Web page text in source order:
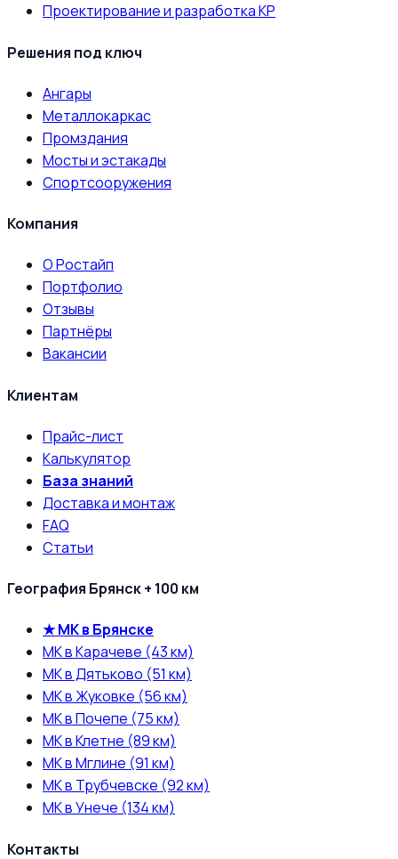
Проектирование и разработка КР
Решения под ключ
Ангары
Металлокаркас
Промздания
Мосты и эстакады
Спортсооружения
Компания
О Ростайп
Портфолио
Отзывы
Партнёры
Вакансии
Клиентам
Прайс-лист
Калькулятор
База знаний
Доставка и монтаж
FAQ
Статьи
География Брянск + 100 км
★ МК в Брянске
МК в Карачеве (43 км)
МК в Дятьково (51 км)
МК в Жуковке (56 км)
МК в Почепе (75 км)
МК в Клетне (89 км)
МК в Мглине (91 км)
МК в Трубчевске (92 км)
МК в Унече (134 км)
Контакты